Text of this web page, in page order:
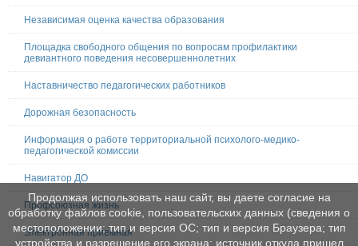
Независимая оценка качества образования
Площадка свободного общения по вопросам профилактики
девиантного поведения несовершеннолетних
Наставничество педагогических работников
Дорожная безопасность
Информация о работе территориальной психолого-медико-
педагогической комиссии
Навигатор ДО
Профсоюзная жизнь
Электронная приемная
Продолжая использовать наш сайт, вы даете согласие на
обработку файлов cookie, пользовательских данных (сведения о
местоположении; тип и версия ОС; тип и версия Браузера; тип
устройства и разрешение его экрана; источник откуда пришел